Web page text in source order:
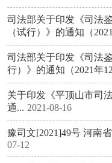
司法部关于印发《司法
（试行）》的通知（
司法部关于印发《司法
行）》的通知（2021年
关于印发《平顶山市司
通... 2021-08-16
豫司文[2021]49号 河南
07-12